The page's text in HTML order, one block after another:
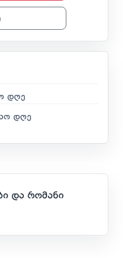
დღე
დღე
და რომანი